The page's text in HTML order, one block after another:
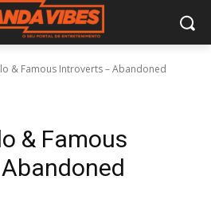
& Famous Introverts – Abandoned
& Famous